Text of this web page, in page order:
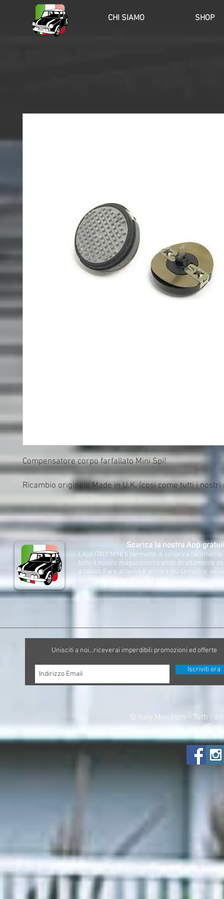
HOME CHI SIAMO SHOP
Compensatore corpo farfallato Mini Spi!
Ricambio originale Made in U.K. (cosi come tutti i
Scarica la nostra App
L'App ITALY MINI ti permette di scoprire
tutto il nostro magazzino ricambi direttamente
o tablet. Fare acquisti è ancora più semplice,
SCARICA ORA LA NOSTRA APP.
Unisciti a noi...riceverai imperdibili promozioni ed offerte
Iscriviti ora
© Italy Mini.com - Tutti i